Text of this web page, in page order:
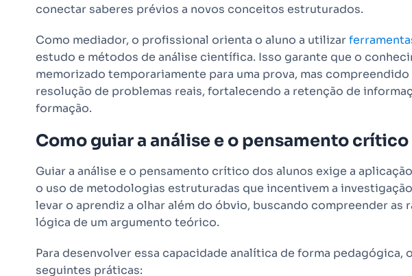
conectar saberes prévios a novos conceitos estruturados.
Como mediador, o profissional orienta o aluno a utilizar
estudo e métodos de análise científica. Isso garante que o
memorizado temporariamente para uma prova, mas
resolução de problemas reais, fortalecendo a retenção de
formação.
Como guiar a análise e o pensamento crítico
Guiar a análise e o pensamento crítico dos alunos exige a
o uso de metodologias estruturadas que incentivem a
levar o aprendiz a olhar além do óbvio, buscando compreender as
lógica de um argumento teórico.
Para desenvolver essa capacidade analítica de forma pedagógica,
seguintes práticas: